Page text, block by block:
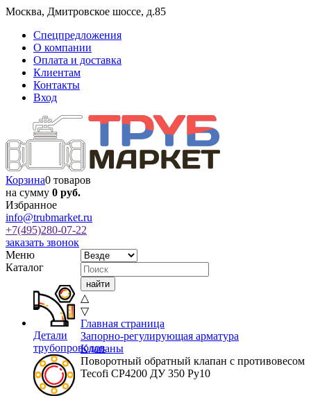
Москва, Дмитровское шоссе, д.85
Спецпредложения
О компании
Оплата и доставка
Клиентам
Контакты
Вход
Корзина0 товаров
на сумму 0 руб.
Избранное
info@trubmarket.ru
+7(495)280-07-22
заказать звонок
Меню
Каталог
Детали
трубопроводов
△
▽
Главная страница
Запорно-регулирующая арматура
Клапаны
Поворотный обратный клапан с противовесом
Tecofi CP4200 ДУ 350 Ру10